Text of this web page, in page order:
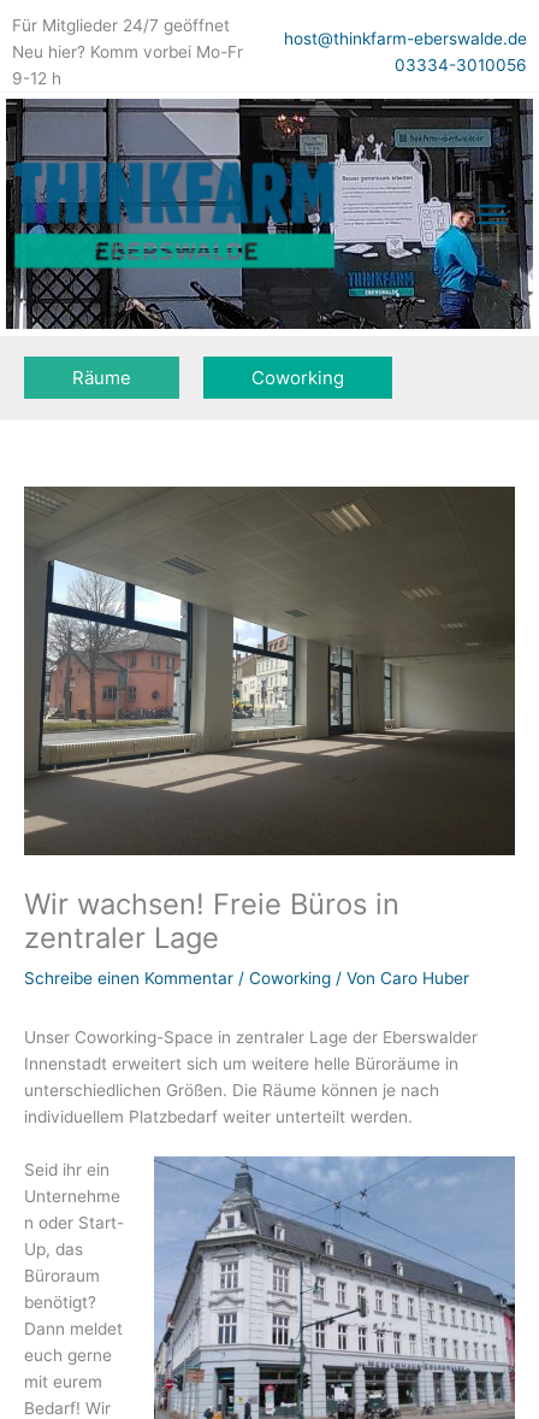
Für Mitglieder 24/7 geöffnet
Neu hier? Komm vorbei Mo-Fr
9-12 h
host@thinkfarm-eberswalde.de
03334-3010056
Räume Coworking
Wir wachsen! Freie Büros in
zentraler Lage
Schreibe einen Kommentar / Coworking / Von Caro Huber
Unser Coworking-Space in zentraler Lage der Eberswalder
Innenstadt erweitert sich um weitere helle Büroräume in
unterschiedlichen Größen. Die Räume können je nach
individuellem Platzbedarf weiter unterteilt werden.
Seid ihr ein
Unternehme
n oder Start-
Up, das
Büroraum
benötigt?
Dann meldet
euch gerne
mit eurem
Bedarf! Wir